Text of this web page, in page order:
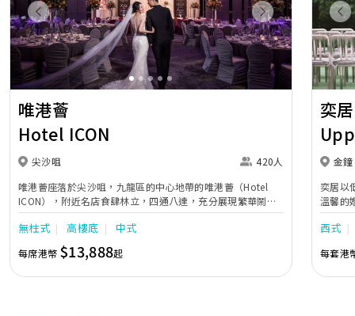
Previous Next
唯港薈
Hotel ICON
尖沙咀
420人
唯港薈座落於尖沙咀，九龍區的中心地帶的唯港薈（Hotel
ICON），附近名店食肆林立，四通八達，充分展現繁華鬧巿
中的活力個性，成為一眾準新人舉辦婚宴的熱門之選。專業團
隊由策劃統籌至所有婚宴每個細節，唯港薈都力臻完美，保證
讓您留下獨特的醉人回憶。 擁有時尚高樓頂的Silverbox宴會
廳，配置了全套先進的視聽影音及燈光設備配套，並採用極富
現代時尚感的水晶玻璃燈，演繹出與別不同的經典神韻。不論
無柱式 高樓底 中式
每席港幣 $13,888起
奕居
金鐘
奕居以
溫馨的
團隊會
西式
每套港